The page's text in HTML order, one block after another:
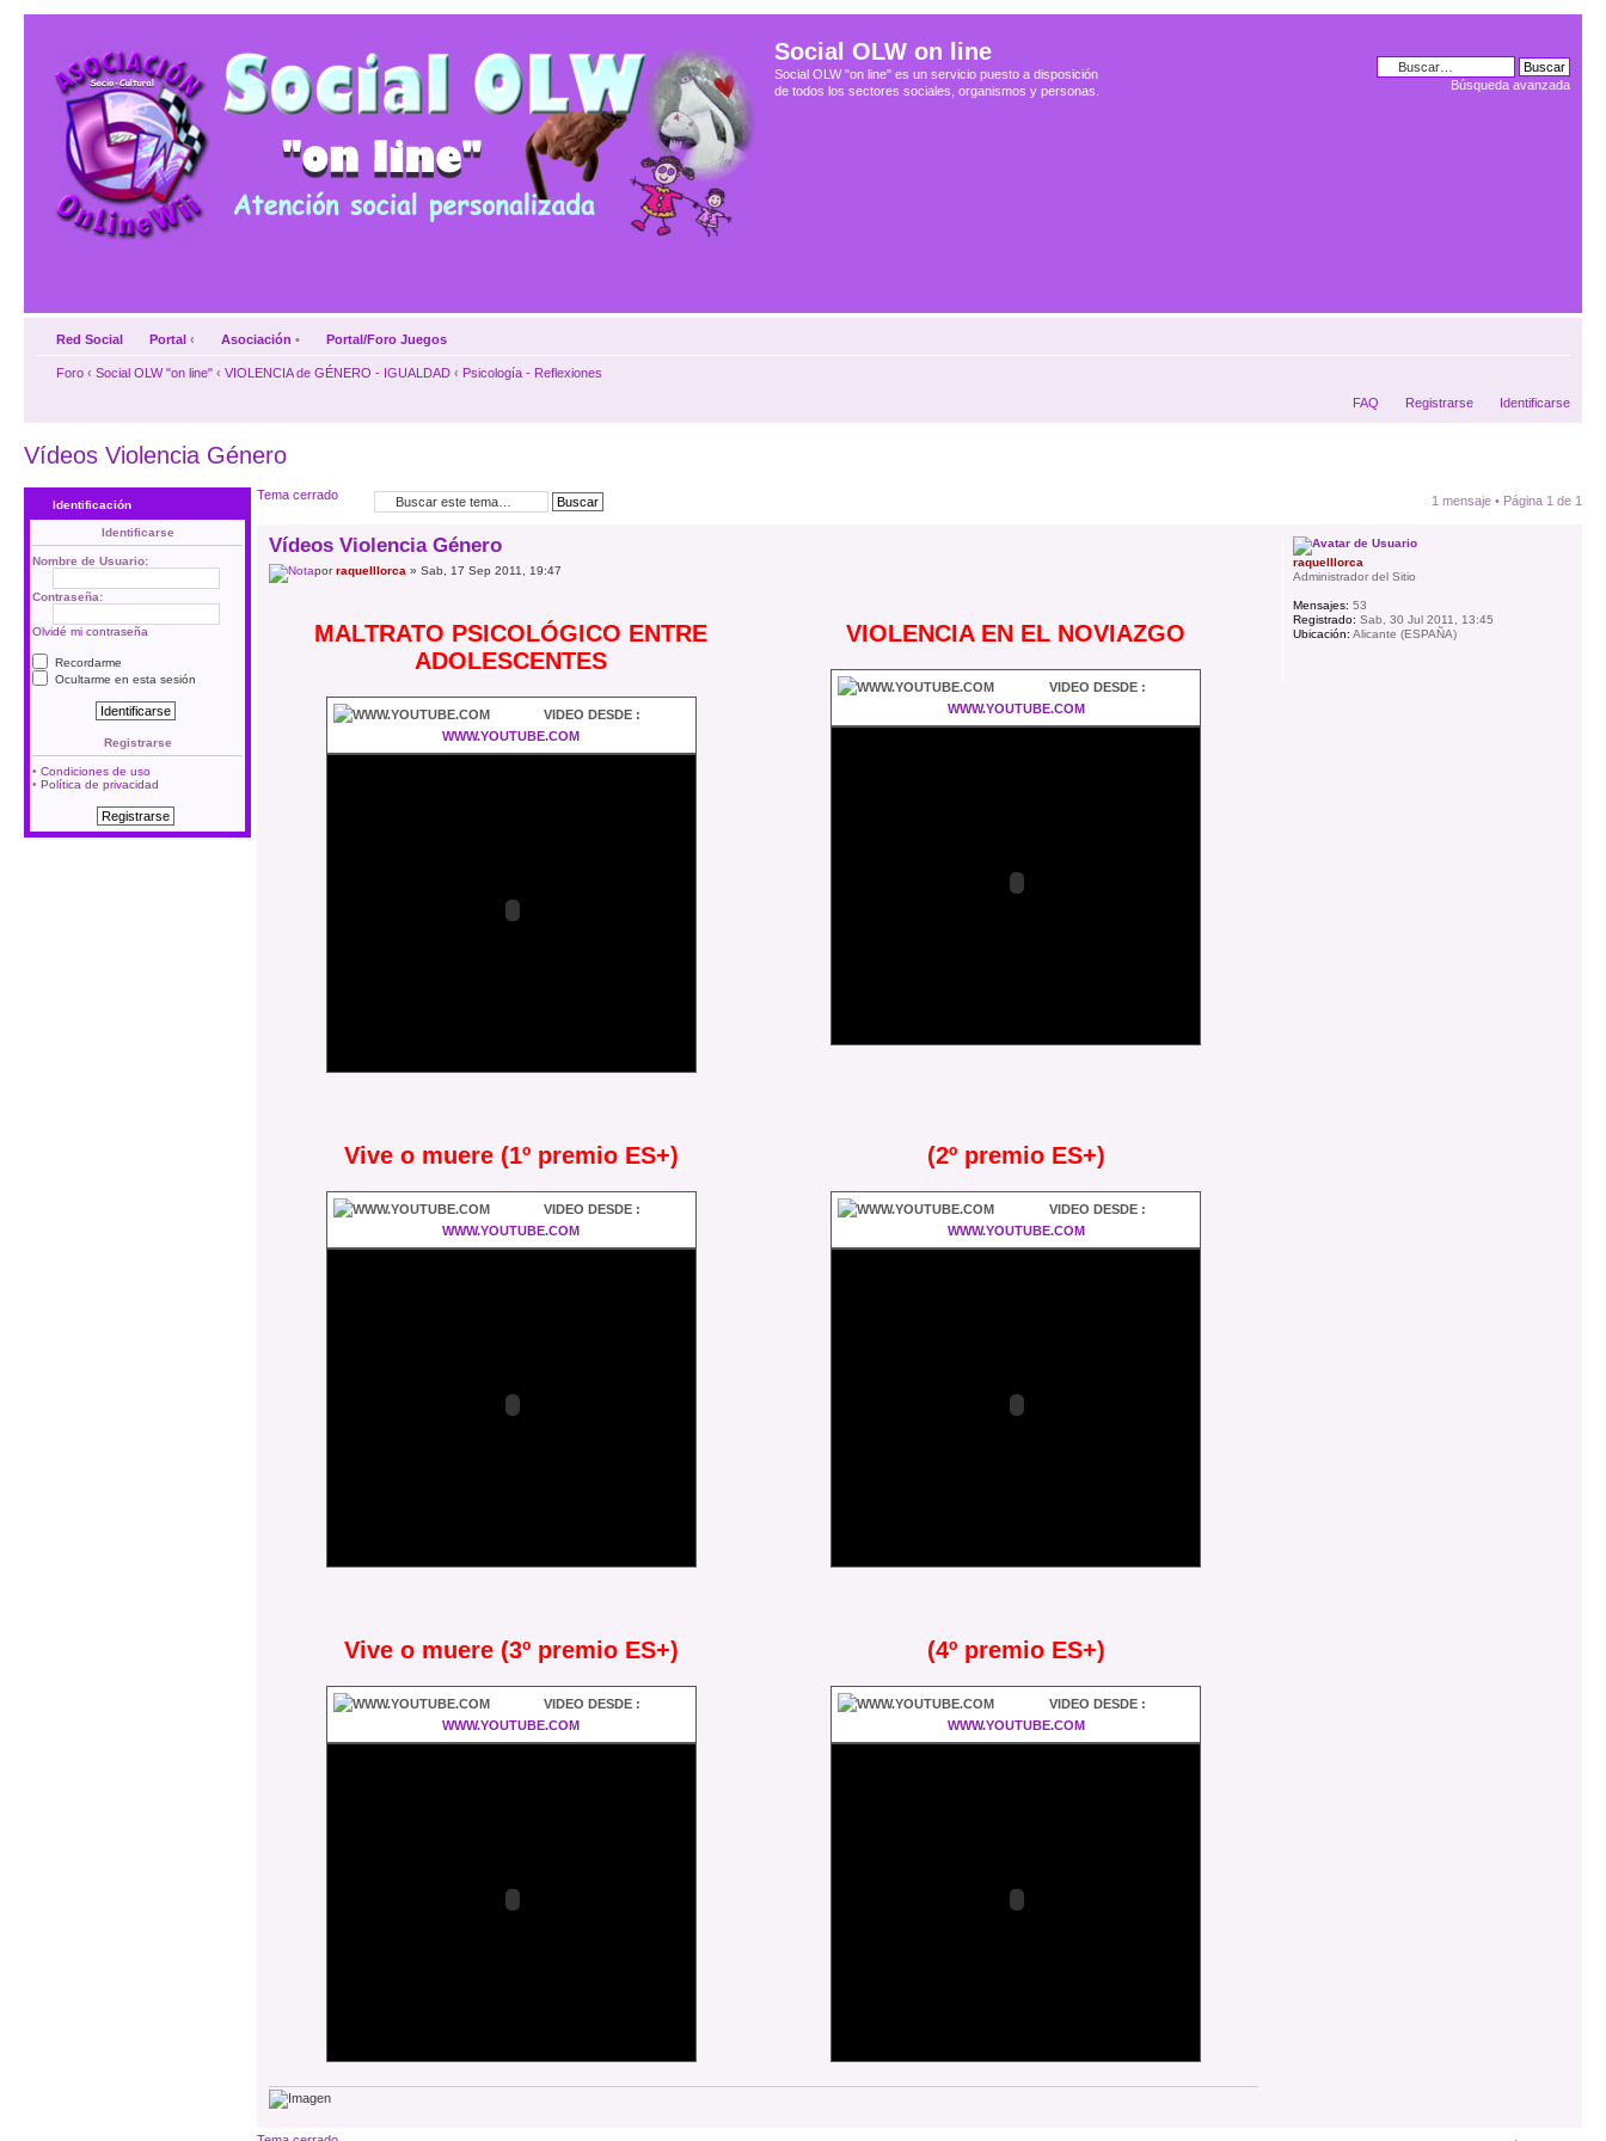
Social OLW on line
Social OLW "on line" es un servicio puesto a disposición
de todos los sectores sociales, organismos y personas.
Búsqueda avanzada
Red Social Portal ‹ Asociación • Portal/Foro Juegos
Foro ‹ Social OLW "on line" ‹ VIOLENCIA de GÉNERO - IGUALDAD ‹ Psicología - Reflexiones
FAQ Registrarse Identificarse
Vídeos Violencia Género
Identificación
Identificarse
Nombre de Usuario:
Contraseña:
Olvidé mi contraseña
Recordarme
Ocultarme en esta sesión
Registrarse
• Condiciones de uso
• Política de privacidad
Tema cerrado 1 mensaje • Página 1 de 1
Vídeos Violencia Género
porraquelllorca » Sab, 17 Sep 2011, 19:47
MALTRATO PSICOLÓGICO ENTRE
ADOLESCENTES
VIDEO DESDE :
WWW.YOUTUBE.COM
VIOLENCIA EN EL NOVIAZGO
VIDEO DESDE :
WWW.YOUTUBE.COM
Vive o muere (1º premio ES+)
VIDEO DESDE :
WWW.YOUTUBE.COM
(2º premio ES+)
VIDEO DESDE :
WWW.YOUTUBE.COM
Vive o muere (3º premio ES+)
VIDEO DESDE :
WWW.YOUTUBE.COM
(4º premio ES+)
VIDEO DESDE :
WWW.YOUTUBE.COM
raquelllorca
Administrador del Sitio
Mensajes: 53
Registrado: Sab, 30 Jul 2011, 13:45
Ubicación: Alicante (ESPAÑA)